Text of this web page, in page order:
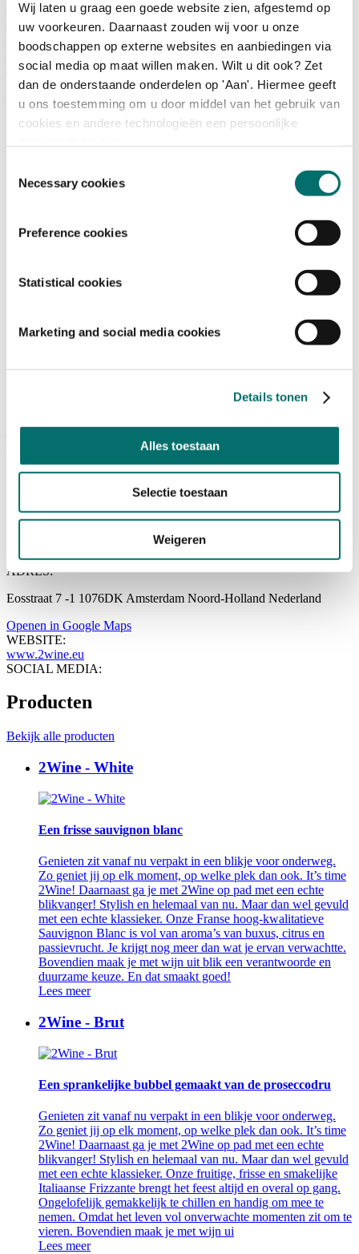
Wij laten u graag een goede website zien, afgestemd op
uw voorkeuren. Daarnaast zouden wij voor u onze
boodschappen op externe websites en aanbiedingen via
social media op maat willen maken. Wilt u dit ook? Zet
dan de onderstaande onderdelen op 'Aan'. Hiermee geeft
u ons toestemming om u door middel van het gebruik van
cookies en andere technologieën een persoonlijke
Necessary cookies
Preference cookies
Statistical cookies
Marketing and social media cookies
Details tonen
Alles toestaan
Selectie toestaan
Weigeren
Bezoeken
Over Horecava
NIEUWSBRIEF
Home
Producten & diensten
Categorie
Delivery & Mobility:
Verpakkingen
Horecava 2027
ADRES:
Eosstraat 7 -1 1076DK Amsterdam Noord-Holland Nederland
Openen in Google Maps
WEBSITE:
www.2wine.eu
SOCIAL MEDIA:
Producten
Bekijk alle producten
2Wine - White
Een frisse sauvignon blanc
Genieten zit vanaf nu verpakt in een blikje voor onderweg.
Zo geniet jij op elk moment, op welke plek dan ook. It’s time
2Wine! Daarnaast ga je met 2Wine op pad met een echte
blikvanger! Stylish en helemaal van nu. Maar dan wel gevuld
met een echte klassieker. Onze Franse hoog-kwalitatieve
Sauvignon Blanc is vol van aroma’s van buxus, citrus en
passievrucht. Je krijgt nog meer dan wat je ervan verwachtte.
Bovendien maak je met wijn uit blik een verantwoorde en
duurzame keuze. En dat smaakt goed!
Lees meer
2Wine - Brut
Een sprankelijke bubbel gemaakt van de proseccodru
Genieten zit vanaf nu verpakt in een blikje voor onderweg.
Zo geniet jij op elk moment, op welke plek dan ook. It’s time
2Wine! Daarnaast ga je met 2Wine op pad met een echte
blikvanger! Stylish en helemaal van nu. Maar dan wel gevuld
met een echte klassieker. Onze fruitige, frisse en smakelijke
Italiaanse Frizzante brengt het feest altijd en overal op gang.
Ongelofelijk gemakkelijk te chillen en handig om mee te
nemen. Omdat het leven vol onverwachte momenten zit om te
vieren. Bovendien maak je met wijn ui
Lees meer